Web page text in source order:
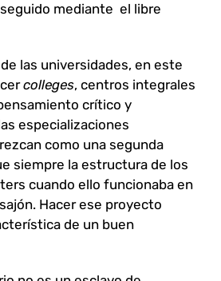
mediante el libre
las universidades, en este
colleges, centros integrales
crítico y
especializaciones
como una segunda
siempre la estructura de los
cuando ello funcionaba en
Hacer ese proyecto
de un buen